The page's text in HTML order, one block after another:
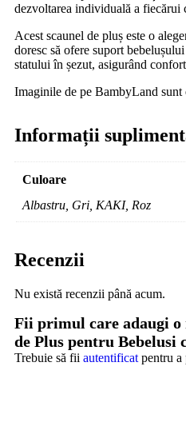
dezvoltarea individuală a fiecărui
Acest scaunel de pluș este o
doresc să ofere suport
statului în șezut, asigurând
Imaginile de pe BambyLand
Informații
Culoare
Albastru, Gri, KAKI, Roz
Recenzii
Nu există recenzii până acum.
Fii primul care adaugi o
de Plus pentru Bebelusi
Trebuie să fii autentificat pentru a